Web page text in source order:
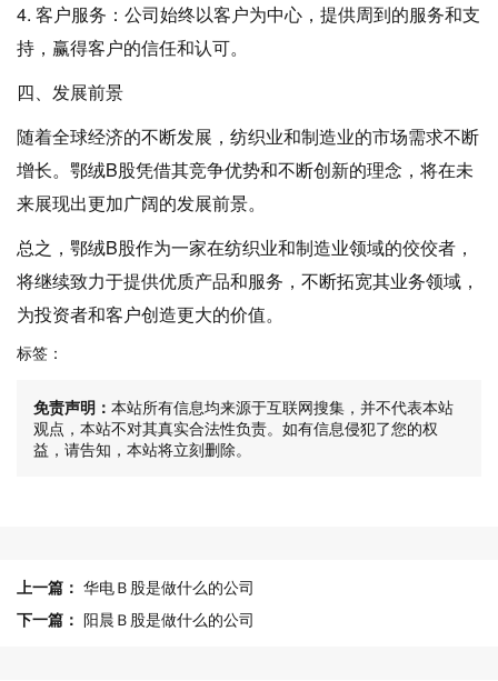
4. 客户服务：公司始终以客户为中心，提供周到的服务和支
持，赢得客户的信任和认可。
四、发展前景
随着全球经济的不断发展，纺织业和制造业的市场需求不断
增长。鄂绒B股凭借其竞争优势和不断创新的理念，将在未
来展现出更加广阔的发展前景。
总之，鄂绒B股作为一家在纺织业和制造业领域的佼佼者，
将继续致力于提供优质产品和服务，不断拓宽其业务领域，
为投资者和客户创造更大的价值。
标签：
免责声明： 本站所有信息均来源于互联网搜集，并不代表本站
观点，本站不对其真实合法性负责。如有信息侵犯了您的权
益，请告知，本站将立刻删除。
上一篇： 华电Ｂ股是做什么的公司
下一篇： 阳晨Ｂ股是做什么的公司